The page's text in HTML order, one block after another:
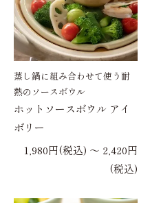
蒸し鍋に組み合わせて使う耐
熱のソースボウル
ホットソースボウル アイ
ボリー
1,980円(税込) 〜 2,420円
(税込)